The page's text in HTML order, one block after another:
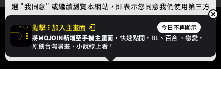
點擊 加入主畫面 今日不再顯示
將MOJOIN新增至手機主畫面，快速點開，BL、 百合 、戀愛，
原創台灣漫畫、小說線上看！
選 "我同意" 或繼續瀏覽本網站，即表示您同意我們使用第三方
Cookie，欲瞭解更多資訊請見隱私權政策。
我同意